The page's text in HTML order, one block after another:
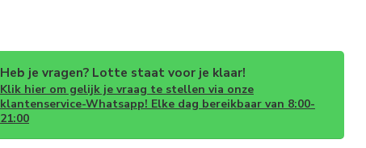
Heb je vragen? Lotte staat voor je klaar!
Klik hier om gelijk je vraag te stellen via onze
klantenservice-Whatsapp! Elke dag bereikbaar van 8:00-
21:00